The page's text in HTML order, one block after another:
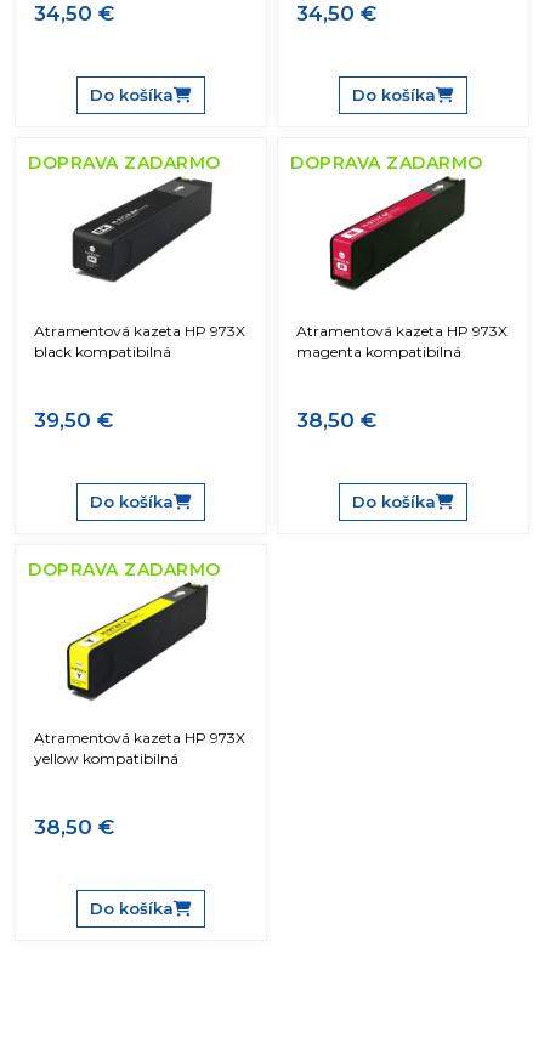
34,50 €
Do košíka
34,50 €
Do košíka
DOPRAVA ZADARMO
Atramentová kazeta HP 973X
black kompatibilná
39,50 €
Do košíka
DOPRAVA ZADARMO
Atramentová kazeta HP 973X
magenta kompatibilná
38,50 €
Do košíka
DOPRAVA ZADARMO
Atramentová kazeta HP 973X
yellow kompatibilná
38,50 €
Do košíka